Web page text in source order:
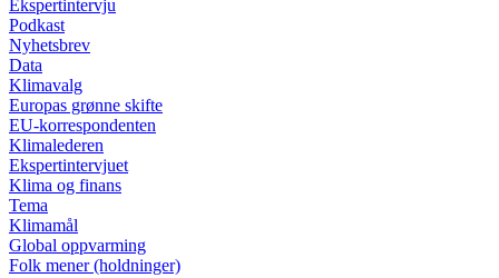
Ekspertintervju
Podkast
Nyhetsbrev
Data
Klimavalg
Europas grønne skifte
EU-korrespondenten
Klimalederen
Ekspertintervjuet
Klima og finans
Tema
Klimamål
Global oppvarming
Folk mener (holdninger)